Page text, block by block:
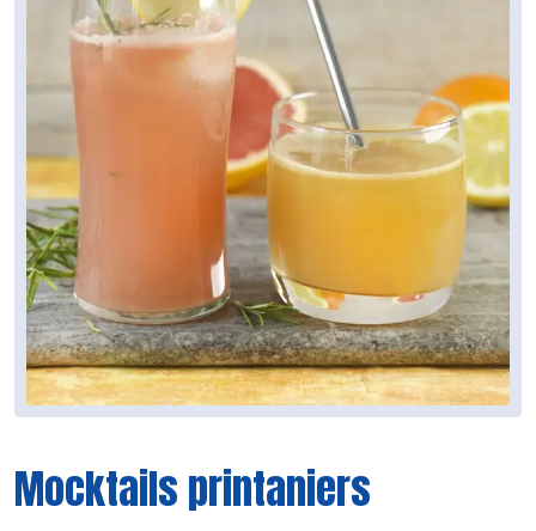
Mocktails printaniers